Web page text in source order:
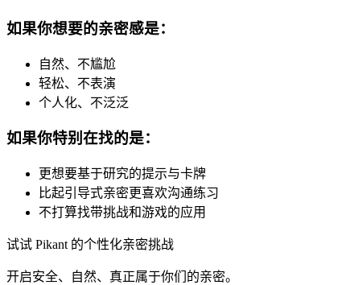
如果你想要的亲密感是：
自然、不尴尬
轻松、不表演
个人化、不泛泛
如果你特别在找的是：
更想要基于研究的提示与卡牌
比起引导式亲密更喜欢沟通练习
不打算找带挑战和游戏的应用
试试 Pikant 的个性化亲密挑战
开启安全、自然、真正属于你们的亲密。